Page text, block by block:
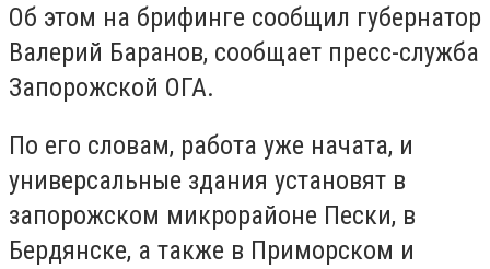
Об этом на брифинге сообщил губернатор
Валерий Баранов, сообщает пресс-служба
Запорожской ОГА.
По его словам, работа уже начата, и
универсальные здания установят в
запорожском микрорайоне Пески, в
Бердянске, а также в Приморском и